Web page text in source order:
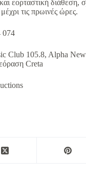
εορταστική διάθεση,
τις πρωινές ώρες.
074
Club 105.8, Alpha
Creta